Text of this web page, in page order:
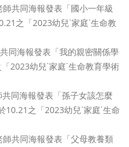
共同海報發表「國小一年級
之「2023幼兒˙家庭˙生命教
同海報發表「我的親密關係學
2023幼兒˙家庭˙生命教育學術
同海報發表「孫子女該怎麼
之「2023幼兒˙家庭˙生命
共同海報發表「父母教養類